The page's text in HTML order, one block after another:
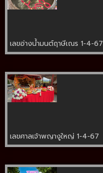
เลขอ่างน้ำมนต์ฤาษีเณร 1-4-67
เลขศาลเจ้าพญางูใหญ่ 1-4-67